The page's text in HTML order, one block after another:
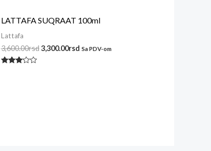
LATTAFA SUQRAAT 100ml
Lattafa
3,600.00rsd3,300.00rsd Sa PDV-om